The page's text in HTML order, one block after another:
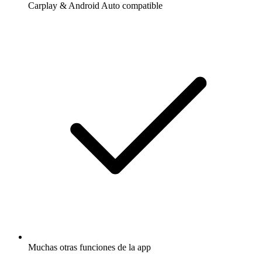
Carplay & Android Auto compatible
Muchas otras funciones de la app